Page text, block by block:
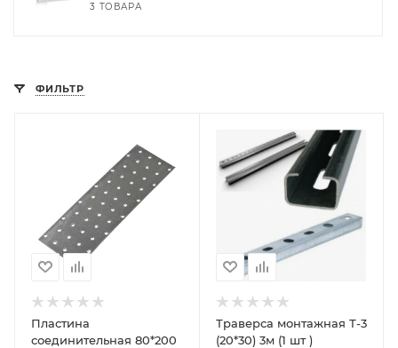
3 ТОВАРА
ФИЛЬТР
Пластина
соединительная 80*200
Траверса монтажная Т-3
(20*30) 3м (1 шт )